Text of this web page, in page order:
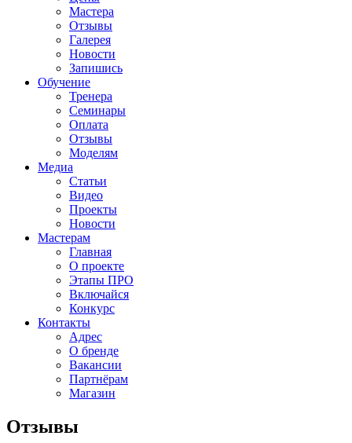
Мастера
Отзывы
Галерея
Новости
Запишись
Обучение
Тренера
Семинары
Оплата
Отзывы
Моделям
Медиа
Статьи
Видео
Проекты
Новости
Мастерам
Главная
О проекте
Этапы ПРО
Включайся
Конкурс
Контакты
Адрес
О бренде
Вакансии
Партнёрам
Магазин
Отзывы